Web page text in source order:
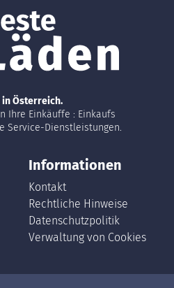
Österreich.
Ihre Einkäuffe : Einkaufs
Service-Dienstleistungen.
Informationen
Kontakt
Rechtliche Hinweise
Datenschutzpolitik
Verwaltung von Cookies